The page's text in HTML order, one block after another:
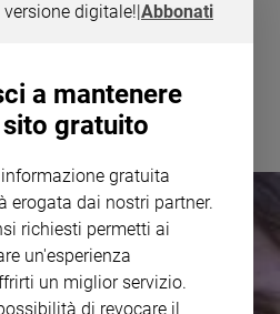
anche alcune limitate operazioni di
nella coalizione di governo,
ministro
digitale!|Abbonati
a mantenere
gratuito
gratuita
erogata dai nostri partner.
richiesti permetti ai
un'esperienza
un miglior servizio.
di revocare il